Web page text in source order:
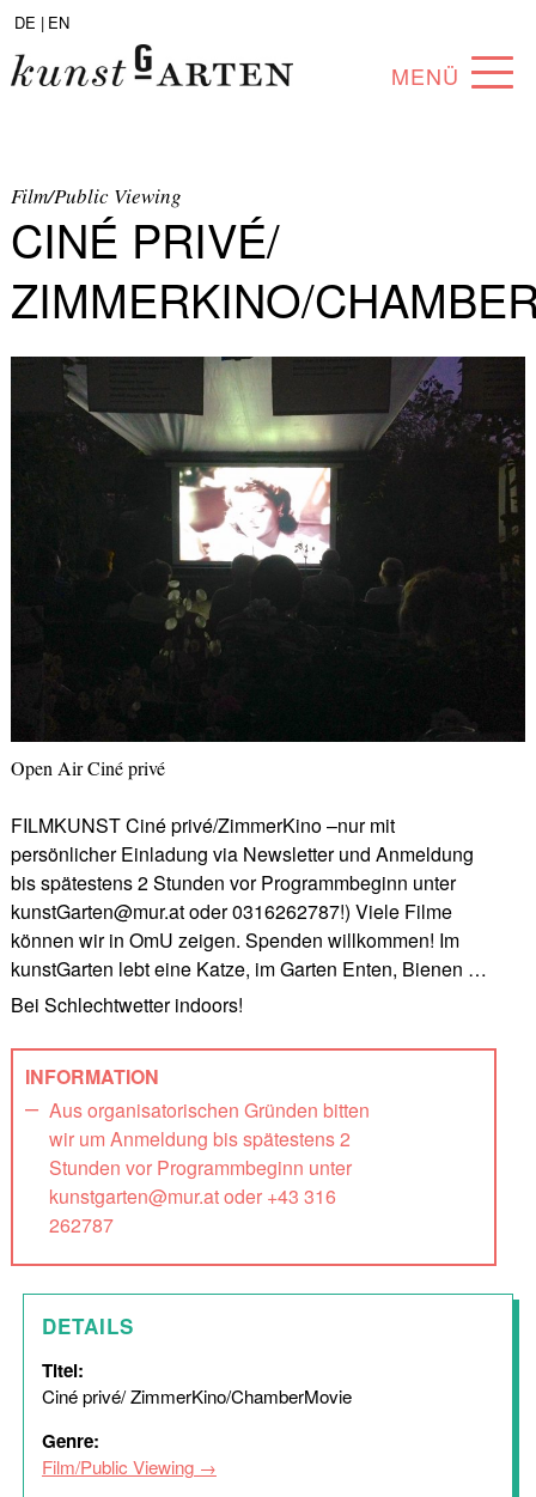
DE | EN
MENÜ
SAMMLUNG
KÜNSTLER*INNEN
PARTNER*INNEN
ANGEBOTE
Film/Public Viewing
CINÉ PRIVÉ/
ZIMMERKINO/
Open Air Ciné privé
FILMKUNST Ciné privé/ZimmerKino –nur mit
persönlicher Einladung via Newsletter und Anmeldung
bis spätestens 2 Stunden vor Programmbeginn unter
kunstGarten@mur.at oder 0316262787!) Viele Filme
können wir in OmU zeigen. Spenden willkommen! Im
kunstGarten lebt eine Katze, im Garten Enten, Bienen …
Bei Schlechtwetter indoors!
INFORMATION
Aus organisatorischen Gründen bitten
wir um Anmeldung bis spätestens 2
Stunden vor Programmbeginn unter
kunstgarten@mur.at oder +43 316
262787
DETAILS
Titel:
Ciné privé/ ZimmerKino/ChamberMovie
Genre:
Film/Public Viewing